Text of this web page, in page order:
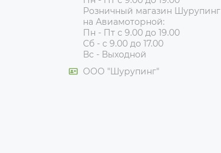
Розничный магазин Шурупинг
на Авиамоторной:
Пн - Пт с 9.00 до 19.00
Сб - с 9.00 до 17.00
Вс - Выходной
ООО "Шурупинг"